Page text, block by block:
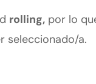
rolling,por lo
seleccionado/a.